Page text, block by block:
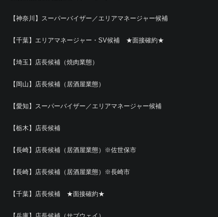
【神奈川】スーパーバイザー／エリアマネージャー候補
【千葉】エリアマネージャー・SV候補 ★面接確約★
【埼玉】店長候補（焼肉業態）
【岡山】店長候補（居酒屋業態）
【愛知】スーパーバイザー／エリアマネージャー候補
【栃木】店長候補
【長崎】店長候補（居酒屋業態）※佐世保市
【長崎】店長候補（居酒屋業態）※長崎市
【千葉】店長候補 ★面接確約★